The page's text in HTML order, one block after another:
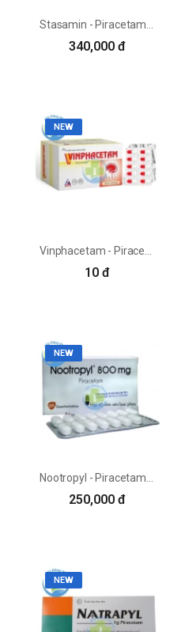
340,000 đ
NEW
10 đ
NEW
250,000 đ
NEW